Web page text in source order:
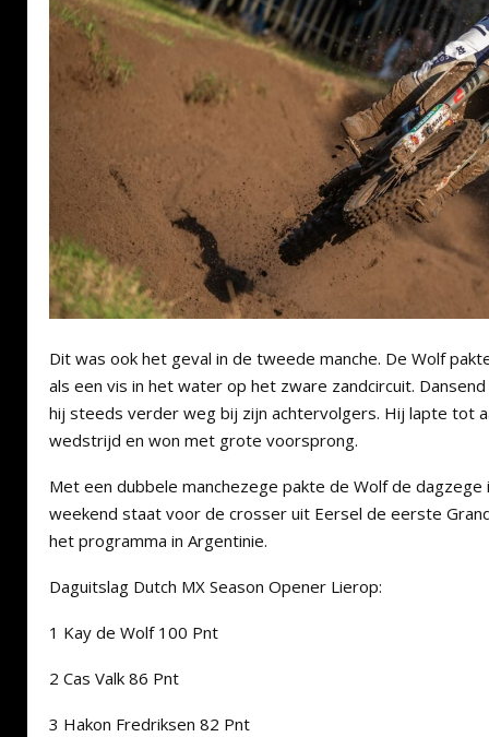
Dit was ook het geval in de tweede manche. De Wolf
als een vis in het water op het zware zandcircuit.
hij steeds verder weg bij zijn achtervolgers. Hij lapte tot
wedstrijd en won met grote voorsprong.
Met een dubbele manchezege pakte de Wolf de dagzege
weekend staat voor de crosser uit Eersel de eerste
het programma in Argentinie.
Daguitslag Dutch MX Season Opener Lierop:
1 Kay de Wolf 100 Pnt
2 Cas Valk 86 Pnt
3 Hakon Fredriksen 82 Pnt